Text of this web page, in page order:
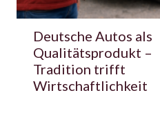
Deutsche Autos als
Qualitätsprodukt –
Tradition trifft
Wirtschaftlichkeit